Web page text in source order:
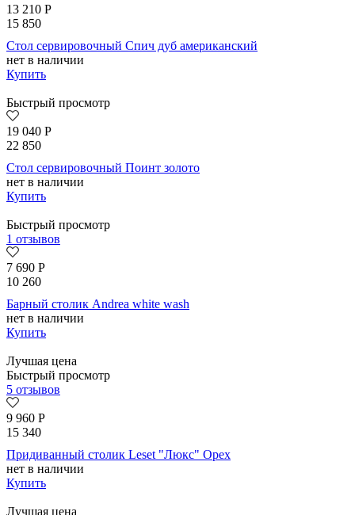
13 210 Р
15 850
Стол сервировочный Спич дуб американский
нет в наличии
Купить
Быстрый просмотр
19 040 Р
22 850
Стол сервировочный Поинт золото
нет в наличии
Купить
Быстрый просмотр
1 отзывов
7 690 Р
10 260
Барный столик Andrea white wash
нет в наличии
Купить
Лучшая цена
Быстрый просмотр
5 отзывов
9 960 Р
15 340
Придиванный столик Leset "Люкс" Орех
нет в наличии
Купить
Лучшая цена